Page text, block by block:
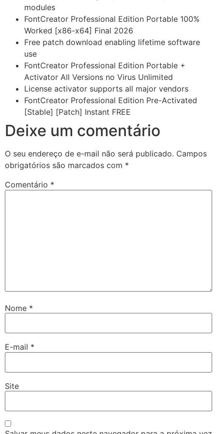
modules
FontCreator Professional Edition Portable 100%
Worked [x86-x64] Final 2026
Free patch download enabling lifetime software
use
FontCreator Professional Edition Portable +
Activator All Versions no Virus Unlimited
License activator supports all major vendors
FontCreator Professional Edition Pre-Activated
[Stable] [Patch] Instant FREE
Deixe um comentário
O seu endereço de e-mail não será publicado. Campos
obrigatórios são marcados com *
Comentário *
Nome *
E-mail *
Site